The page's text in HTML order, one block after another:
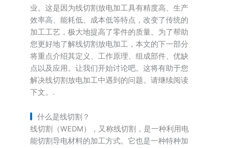
业。这是因为线切割放电加工具有精度高、生产
效率高、能耗低、成本低等特点，改变了传统的
加工工艺，极大地提高了零件的质量。为了帮助
您更好地了解线切割放电加工，本文的下一部分
将重点介绍其定义、工作原理、组成部件、优缺
点以及应用。让我们开始讨论吧。这将有助于您
解决线切割放电加工中遇到的问题。请继续阅读
下文。.
什么是线切割？
线切割（WEDM），又称线切割，是一种利用电
能切割导电材料的加工方式。它也是一种特种加